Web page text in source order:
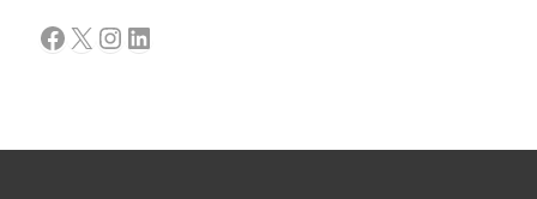
Facebook
X Instagram
LinkedIn